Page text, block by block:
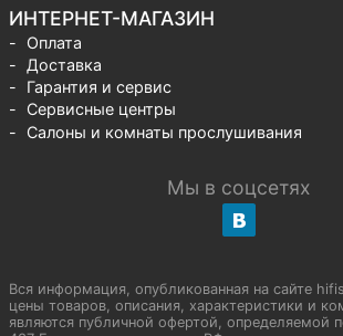
ИНТЕРНЕТ-МАГАЗИН
Оплата
Доставка
Гарантия и сервис
Сервисные центры
Салоны и комнаты прослушивания
Мы в соцсетях
Вся информация, опубликованная на сайте
цены товаров, описания, характеристики и
являются публичной офертой, определяемой